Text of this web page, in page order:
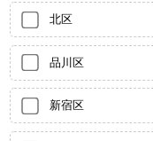
北区
品川区
新宿区